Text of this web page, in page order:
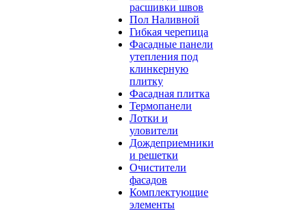
расшивки швов
Пол Наливной
Гибкая черепица
Фасадные панели
утепления под
клинкерную
плитку
Фасадная плитка
Термопанели
Лотки и
уловители
Дождеприемники
и решетки
Очистители
фасадов
Комплектующие
элементы